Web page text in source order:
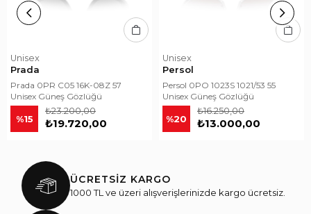
Unisex
Prada
Prada 0PR C05 16K-08Z 57
Unisex Güneş Gözlüğü
%15 ₺19.720,00
₺23.200,00
Unisex
Persol
Persol 0PO 1023S 1021/53 55
Unisex Güneş Gözlüğü
%20 ₺13.000,00
₺16.250,00
ÜCRETSİZ KARGO
1000 TL ve üzeri alışverişlerinizde kargo ücretsiz.